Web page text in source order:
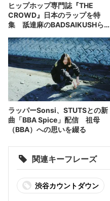
ヒップホップ専門誌『THE
CROWD』日本のラップを特
集 舐達麻のBADSAIKUSHら登
ラッパーSonsi、STUTSとの新
曲「BBA Spice」配信 祖母
（BBA）への思いを綴る
関連キーフレーズ
渋谷カウントダウン